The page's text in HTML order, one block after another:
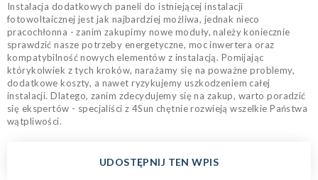
Instalacja dodatkowych paneli do istniejącej instalacji
fotowoltaicznej jest jak najbardziej możliwa, jednak nieco
pracochłonna - zanim zakupimy nowe moduły, należy koniecznie
sprawdzić nasze potrzeby energetyczne, moc inwertera oraz
kompatybilność nowych elementów z instalacją. Pomijając
którykolwiek z tych kroków, narażamy się na poważne problemy,
dodatkowe koszty, a nawet ryzykujemy uszkodzeniem całej
instalacji. Dlatego, zanim zdecydujemy się na zakup, warto poradzić
się ekspertów - specjaliści z 4Sun chętnie rozwieją wszelkie Państwa
wątpliwości.
UDOSTĘPNIJ TEN WPIS